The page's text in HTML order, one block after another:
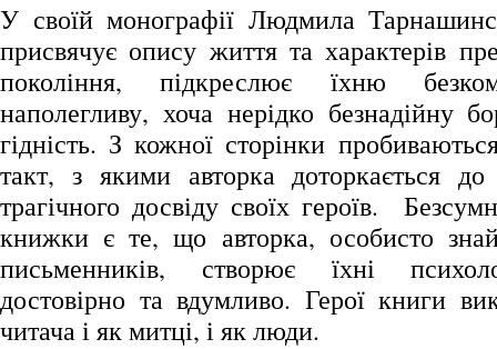
У своїй монографії Людмила
присвячує опису життя та характерів
покоління, підкреслює їхню
наполегливу, хоча нерідко безнадійну
гідність. З кожної сторінки
такт, з якими авторка доторкається
трагічного досвіду своїх героїв.
книжки є те, що авторка, особисто
письменників, створює їхні
достовірно та вдумливо. Герої книги
читача і як митці, і як люди.